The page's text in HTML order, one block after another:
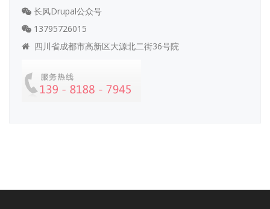
长风Drupal公众号
13795726015
四川省成都市高新区大源北二街36号院